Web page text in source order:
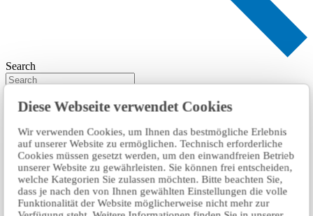
Diese Webseite verwendet Cookies
Wir verwenden Cookies, um Ihnen das bestmögliche Erlebnis
auf unserer Website zu ermöglichen. Technisch erforderliche
Cookies müssen gesetzt werden, um den einwandfreien Betrieb
unserer Website zu gewährleisten. Sie können frei entscheiden,
welche Kategorien Sie zulassen möchten. Bitte beachten Sie,
dass je nach den von Ihnen gewählten Einstellungen die volle
Funktionalität der Website möglicherweise nicht mehr zur
Search